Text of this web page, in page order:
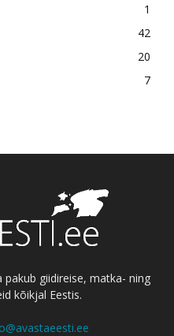
1
42
20
7
giidireise, matka- ning
kõikjal Eestis.